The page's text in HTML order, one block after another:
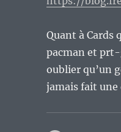
Quant à Cards
pacman et
oublier qu’un
jamais fait